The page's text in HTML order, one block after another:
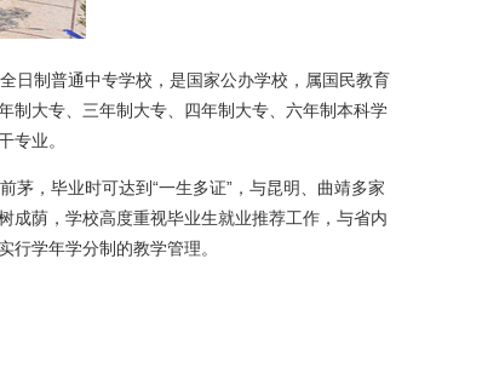
日制普通中专学校，是国家公办学校，属国民教育
制大专、三年制大专、四年制大专、六年制本科学
专业。
，毕业时可达到“一生多证”，与昆明、曲靖多家
成荫，学校高度重视毕业生就业推荐工作，与省内
学年学分制的教学管理。